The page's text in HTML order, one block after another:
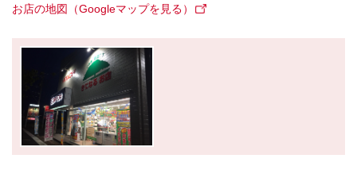
お店の地図（Googleマップを見る）